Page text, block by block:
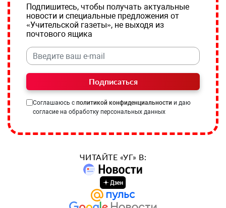
Подпишитесь, чтобы получать актуальные
новости и специальные предложения от
«Учительской газеты», не выходя из
почтового ящика
Подписаться
Соглашаюсь с политикой конфиденциальности и даю
согласие на обработку персональных данных
ЧИТАЙТЕ «УГ» В: